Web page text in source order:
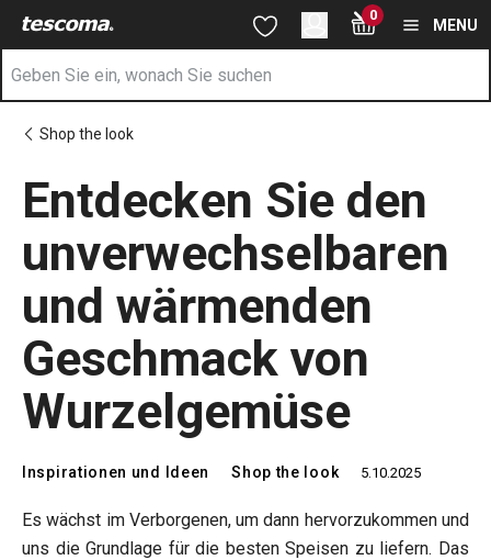
Sie befinden sich auf der Entdecken Sie den
Zum Hauptinhalt springen
Zur Suche springen
Zur Navigation springen 0
MENU
Shop the look
Entdecken Sie den
unverwechselbaren
und wärmenden
Geschmack von
Wurzelgemüse
Inspirationen und Ideen Shop the look 5.10.2025
Es wächst im Verborgenen, um dann hervorzukommen und
uns die Grundlage für die besten Speisen zu liefern. Das